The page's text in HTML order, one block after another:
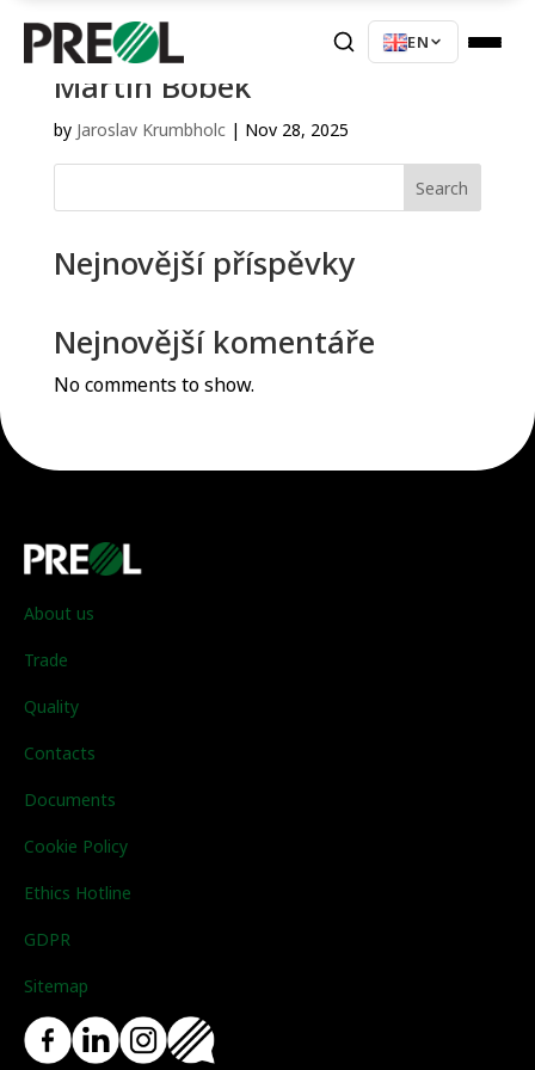
EN
Martin Bobek
by Jaroslav Krumbholc| Nov 28, 2025
Search
Nejnovější příspěvky
Nejnovější komentáře
No comments to show.
About us
Trade
Quality
Contacts
Documents
Cookie Policy
Ethics Hotline
GDPR
Sitemap